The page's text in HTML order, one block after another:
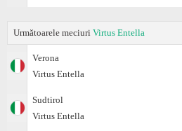
Următoarele meciuri Virtus Entella
Verona
Virtus Entella
Sudtirol
Virtus Entella